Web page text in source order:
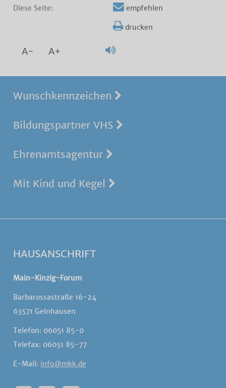
Diese Seite: empfehlen
drucken
A- A+
Wunschkennzeichen
Bildungspartner VHS
Ehrenamtsagentur
Mit Kind und Kegel
HAUSANSCHRIFT
Main-Kinzig-Forum
Barbarossastraße 16-24
63571 Gelnhausen
Telefon: 06051 85-0
Telefax: 06051 85-77
E-Mail: info@mkk.de